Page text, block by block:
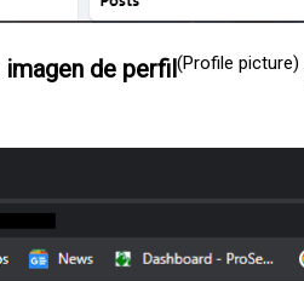
imagen de perfil(Profile picture)